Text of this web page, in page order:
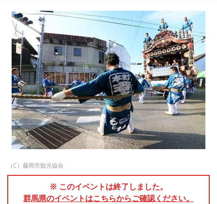
（C）藤岡市観光協会
※ このイベントは終了しました。
群馬県のイベントはこちらからご確認ください。